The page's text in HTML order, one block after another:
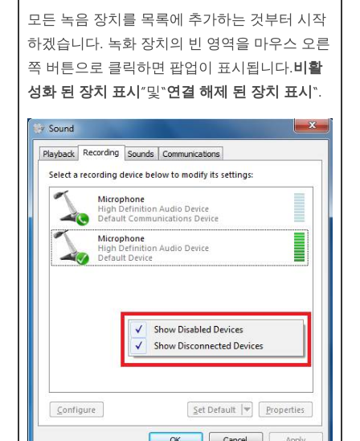
모든 녹음 장치를 목록에 추가하는 것부터 시작
하겠습니다. 녹화 장치의 빈 영역을 마우스 오른
쪽 버튼으로 클릭하면 팝업이 표시됩니다.비활
성화 된 장치 표시 ”및“연결 해제 된 장치 표시 “.